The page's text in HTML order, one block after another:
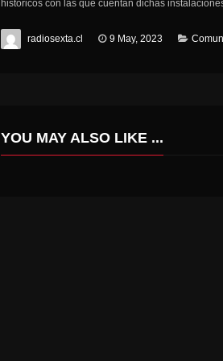
históricos con las que cuentan dichas
radiosexta.cl 9 May, 2023
YOU MAY ALSO LIKE ...